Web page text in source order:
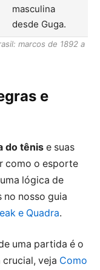
masculina
desde Guga.
marcos de 1892 a
e
do tênis e suas
como o esporte
lógica de
nosso guia
e Quadra.
uma partida é o
veja Como